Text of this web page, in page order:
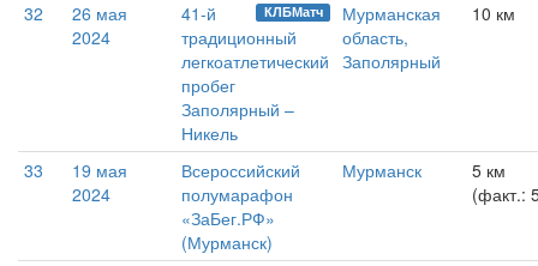
32
26 мая
2024
КЛБМатч
41-й
традиционный
легкоатлетический
пробег
Заполярный –
Никель
Мурманская
область,
Заполярный
10 км
33
19 мая
2024
Всероссийский
полумарафон
«ЗаБег.РФ»
(Мурманск)
Мурманск
5 км
(факт.: